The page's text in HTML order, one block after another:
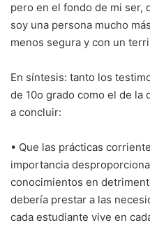
pero en el fondo de mi ser,
soy una persona mucho
menos segura y con un
En síntesis: tanto los
de 10o grado como el de
a concluir:
• Que las prácticas
importancia
conocimientos en
debería prestar a las
cada estudiante vive en